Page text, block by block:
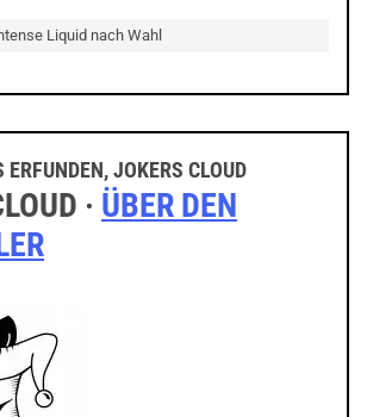
Liquid nach Wahl
ERFUNDEN, JOKERS CLOUD
· ÜBER DEN